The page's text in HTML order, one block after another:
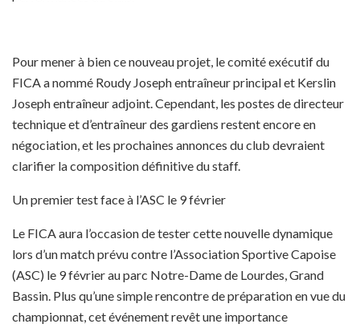
Pour mener à bien ce nouveau projet, le comité exécutif du
FICA a nommé Roudy Joseph entraîneur principal et Kerslin
Joseph entraîneur adjoint. Cependant, les postes de directeur
technique et d’entraîneur des gardiens restent encore en
négociation, et les prochaines annonces du club devraient
clarifier la composition définitive du staff.
Un premier test face à l’ASC le 9 février
Le FICA aura l’occasion de tester cette nouvelle dynamique
lors d’un match prévu contre l’Association Sportive Capoise
(ASC) le 9 février au parc Notre-Dame de Lourdes, Grand
Bassin. Plus qu’une simple rencontre de préparation en vue du
championnat, cet événement revêt une importance